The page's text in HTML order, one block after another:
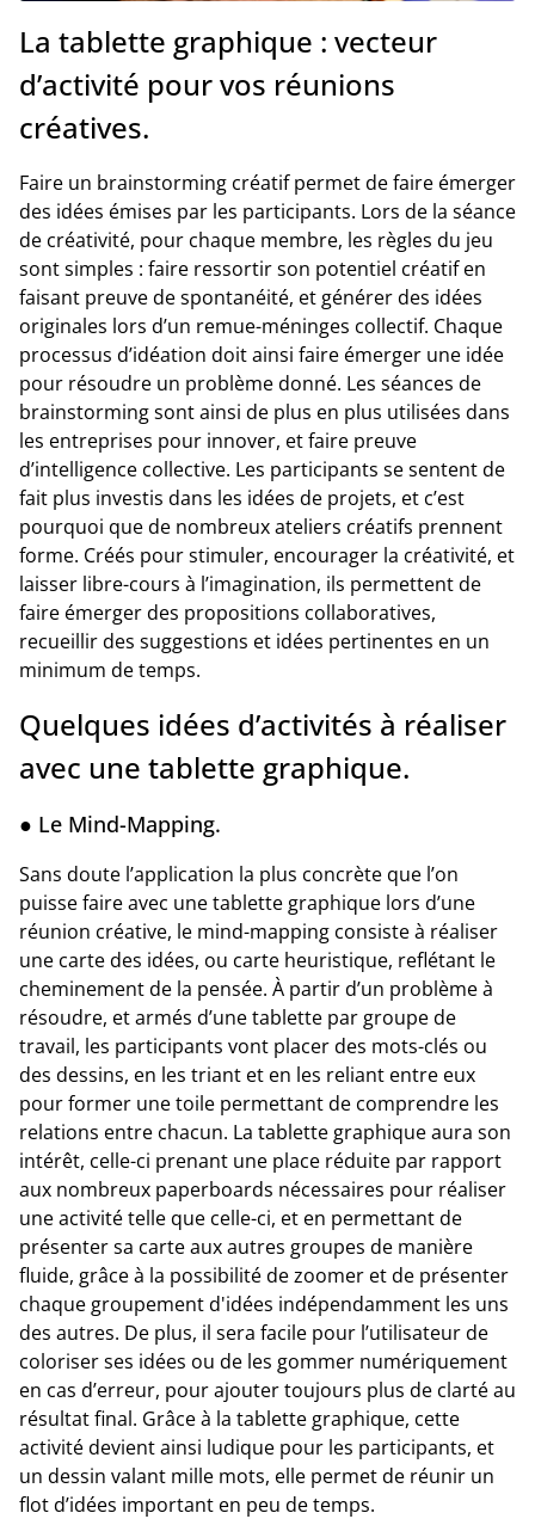
La tablette graphique : vecteur
d’activité pour vos réunions
créatives.
Faire un brainstorming créatif permet de faire émerger
des idées émises par les participants. Lors de la séance
de créativité, pour chaque membre, les règles du jeu
sont simples : faire ressortir son potentiel créatif en
faisant preuve de spontanéité, et générer des idées
originales lors d’un remue-méninges collectif. Chaque
processus d’idéation doit ainsi faire émerger une idée
pour résoudre un problème donné. Les séances de
brainstorming sont ainsi de plus en plus utilisées dans
les entreprises pour innover, et faire preuve
d’intelligence collective. Les participants se sentent de
fait plus investis dans les idées de projets, et c’est
pourquoi que de nombreux ateliers créatifs prennent
forme. Créés pour stimuler, encourager la créativité, et
laisser libre-cours à l’imagination, ils permettent de
faire émerger des propositions collaboratives,
recueillir des suggestions et idées pertinentes en un
minimum de temps.
Quelques idées d’activités à réaliser
avec une tablette graphique.
● Le Mind-Mapping.
Sans doute l’application la plus concrète que l’on
puisse faire avec une tablette graphique lors d’une
réunion créative, le mind-mapping consiste à réaliser
une carte des idées, ou carte heuristique, reflétant le
cheminement de la pensée. À partir d’un problème à
résoudre, et armés d’une tablette par groupe de
travail, les participants vont placer des mots-clés ou
des dessins, en les triant et en les reliant entre eux
pour former une toile permettant de comprendre les
relations entre chacun. La tablette graphique aura son
intérêt, celle-ci prenant une place réduite par rapport
aux nombreux paperboards nécessaires pour réaliser
une activité telle que celle-ci, et en permettant de
présenter sa carte aux autres groupes de manière
fluide, grâce à la possibilité de zoomer et de présenter
chaque groupement d'idées indépendamment les uns
des autres. De plus, il sera facile pour l’utilisateur de
coloriser ses idées ou de les gommer numériquement
en cas d’erreur, pour ajouter toujours plus de clarté au
résultat final. Grâce à la tablette graphique, cette
activité devient ainsi ludique pour les participants, et
un dessin valant mille mots, elle permet de réunir un
flot d’idées important en peu de temps.